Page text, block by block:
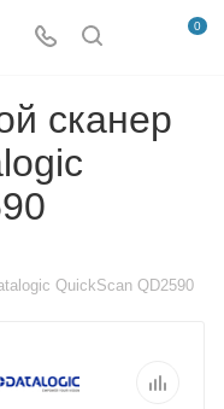
0
сканер
QuickScan QD2590